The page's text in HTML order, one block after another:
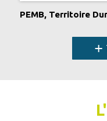
PEMB, Territoire
+
L'